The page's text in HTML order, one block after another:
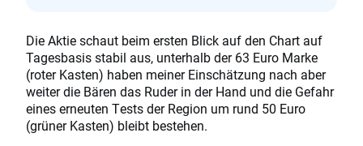
Die Aktie schaut beim ersten Blick auf den Chart auf
Tagesbasis stabil aus, unterhalb der 63 Euro Marke
(roter Kasten) haben meiner Einschätzung nach aber
weiter die Bären das Ruder in der Hand und die Gefahr
eines erneuten Tests der Region um rund 50 Euro
(grüner Kasten) bleibt bestehen.